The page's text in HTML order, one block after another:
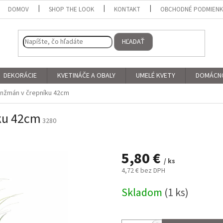
DOMOV SHOP THE LOOK KONTAKT OBCHODNÉ
HĽADAŤ
DEKORÁCIE KVETINÁČE A OBALY UMELÉ KVETY
v črepníku 42cm
42cm 3280
5,80 € / ks
4,72 € bez DPH
cena:
Skladom (1 ks)